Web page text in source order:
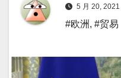
5 月 20, 2021
#欧洲 , #贸易